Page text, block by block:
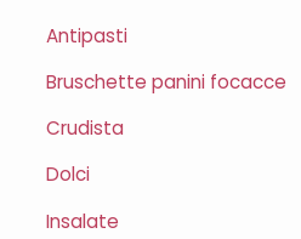
Antipasti
Bruschette panini focacce
Crudista
Dolci
Insalate